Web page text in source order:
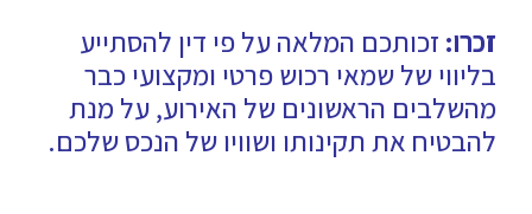
זכרו: זכותכם המלאה על פי דין להסתייע
בליווי של שמאי רכוש פרטי ומקצועי כבר
מהשלבים הראשונים של האירוע, על מנת
להבטיח את תקינותו ושוויו של הנכס שלכם.